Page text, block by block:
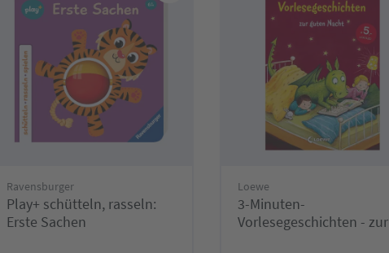
Ravensburger
Play+ schütteln, rasseln:
Erste Sachen
Loewe
3-Minuten-
Vorlesegeschichten - zur